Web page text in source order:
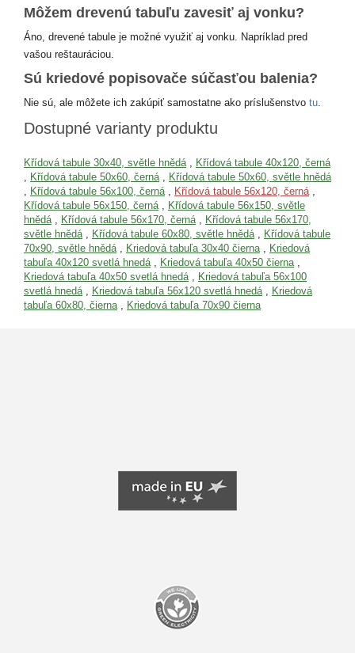
Môžem drevenú tabuľu zavesiť aj vonku?
Áno, drevené tabule je možné využiť aj vonku. Napríklad pred
vašou reštauráciou.
Sú kriedové popisovače súčasťou balenia?
Nie sú, ale môžete ich zakúpiť samostatne ako príslušenstvo tu.
Dostupné varianty produktu
Křídová tabule 30x40, světle hnědá , Křídová tabule 40x120, černá
, Křídová tabule 50x60, černá , Křídová tabule 50x60, světle hnědá
, Křídová tabule 56x100, černá , Křídová tabule 56x120, černá ,
Křídová tabule 56x150, černá , Křídová tabule 56x150, světle
hnědá , Křídová tabule 56x170, černá , Křídová tabule 56x170,
světle hnědá , Křídová tabule 60x80, světle hnědá , Křídová tabule
70x90, světle hnědá , Kriedová tabuľa 30x40 čierna , Kriedová
tabuľa 40x120 svetlá hnedá , Kriedová tabuľa 40x50 čierna ,
Kriedová tabuľa 40x50 svetlá hnedá , Kriedová tabuľa 56x100
svetlá hnedá , Kriedová tabuľa 56x120 svetlá hnedá , Kriedová
tabuľa 60x80, čierna , Kriedová tabuľa 70x90 čierna